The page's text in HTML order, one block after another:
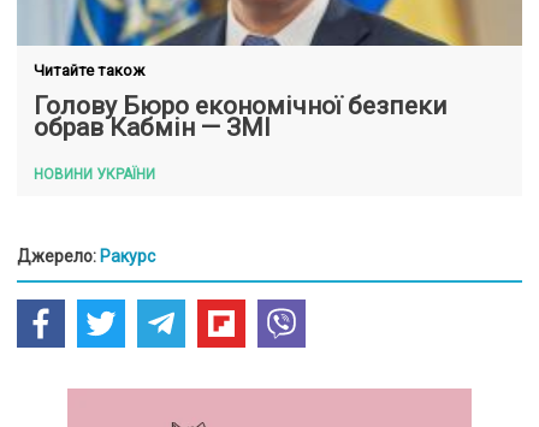
Читайте також
Голову Бюро економічної безпеки
обрав Кабмін — ЗМІ
НОВИНИ УКРАЇНИ
Джерело: Ракурс